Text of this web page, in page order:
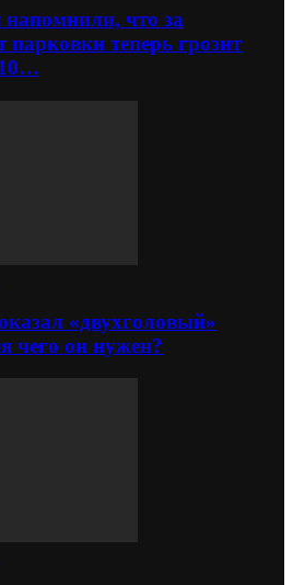
напомнили, что за
парковки теперь грозит
«двухголовый»
чего он нужен?